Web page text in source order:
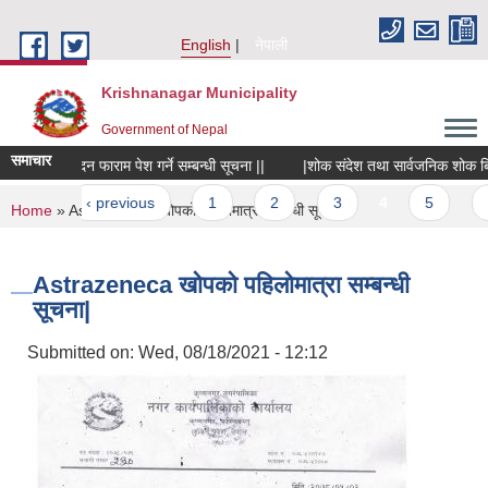
English
नेपाली
Krishnanagar Municipality
Government of Nepal
समाचारआवेदन फाराम पेश गर्ने सम्बन्धी सूचना || |शोक संदेश तथा सार्वजनिक शोक बिदा
‹ previous 1 2 3
You are here
Home » Astrazeneca खोपको पहिलोमात्रा सम्बन्धी सूचना|
Astrazeneca खोपको पहिलोमात्रा सम्बन्धी
सूचना|
Submitted on: Wed, 08/18/2021 - 12:12